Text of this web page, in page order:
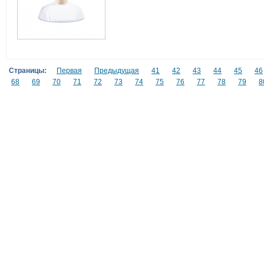
Страницы: Первая Предыдущая 41 42 43 44 45
46
68
69 70 71 72 73 74 75 76 77 78 79